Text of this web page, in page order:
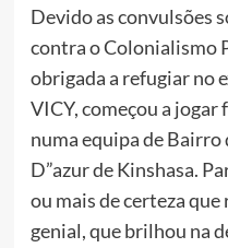
Devido as convulsões
contra o Colonialismo
obrigada a refugiar no
VICY, começou a jogar
numa equipa de
D”azur de Kinshasa.
ou mais de certeza
genial, que brilhou na